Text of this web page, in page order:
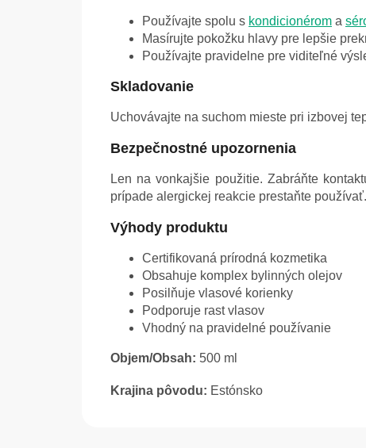
Používajte spolu s kondicionérom a
Masírujte pokožku hlavy pre lepšie
Používajte pravidelne pre viditeľné
Skladovanie
Uchovávajte na suchom mieste pri izbovej
Bezpečnostné upozornenia
Len na vonkajšie použitie. Zabráňte
prípade alergickej reakcie prestaňte používať.
Výhody produktu
Certifikovaná prírodná kozmetika
Obsahuje komplex bylinných olejov
Posilňuje vlasové korienky
Podporuje rast vlasov
Vhodný na pravidelné používanie
Objem/Obsah: 500 ml
Krajina pôvodu: Estónsko